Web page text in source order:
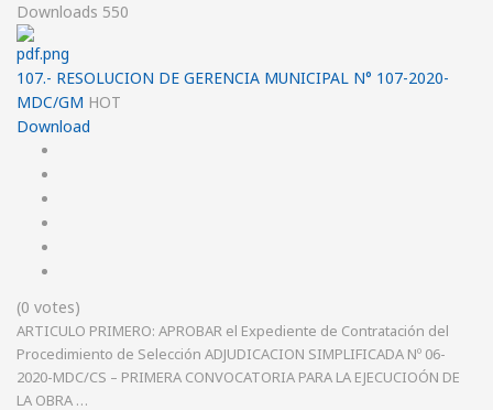
Downloads 550
107.- RESOLUCION DE GERENCIA MUNICIPAL N° 107-2020-
MDC/GM HOT
Download
(0 votes)
ARTICULO PRIMERO: APROBAR el Expediente de Contratación del
Procedimiento de Selección ADJUDICACION SIMPLIFICADA Nº 06-
2020-MDC/CS – PRIMERA CONVOCATORIA PARA LA EJECUCIOÓN DE
LA OBRA …